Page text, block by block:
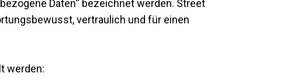
Daten“ bezeichnet werden. Street
vertraulich und für einen
werden: